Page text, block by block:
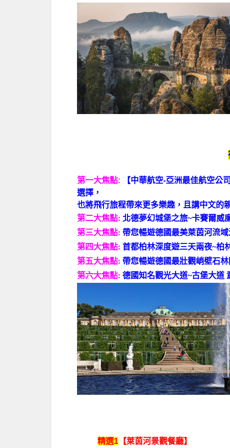
第一大焦點: 【中華航空-亞洲最佳航空公
選擇，
也將飛行旅程帶來更多樂趣，且講中文的
第二大焦點: 北德夢幻城堡之旅~卡賽爾威
第三大焦點: 帶您暢遊德國最美萊茵河流
第四大焦點: 首都柏林深度遊三天兩夜~柏
第五大焦點: 帶您暢遊德國最壯觀峭壁石
第六大焦點: 德國知名觀光大道~古堡大道
精選1【萊茵河景觀餐廳】